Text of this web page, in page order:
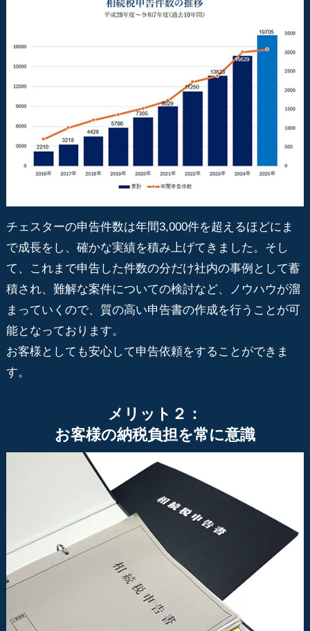
チェスターの申告件数は年間3,000件を超えるほどにま
で成長をし、確かな実績を積み上げてきました。そし
て、これまで申告した件数の分だけ社内の事例として蓄
積され、難解な案件についての検討など、ノウハウが溜
まっていくので、質の高い申告書の作成を行うことが可
能となっております。
お客様としても安心して申告依頼をすることができま
す。
メリット２：
お客様の納税負担を常に意識